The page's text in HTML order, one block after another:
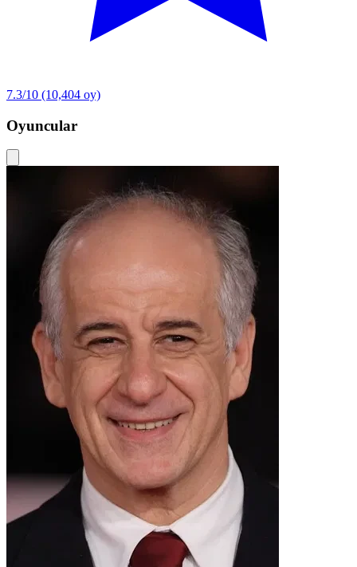
7.3/10 (10,404 oy)
Oyuncular